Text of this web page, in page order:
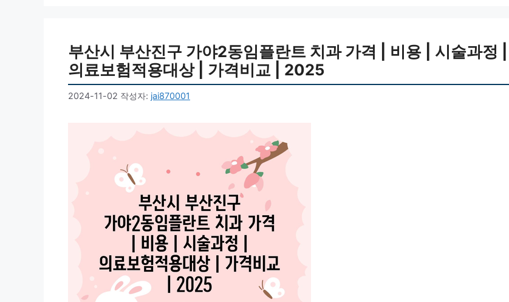
부산시 부산진구 가야2동임플란트 치과 가격 | 비용 | 시술과정 |
의료보험적용대상 | 가격비교 | 2025
2024-11-02 작성자: jai870001